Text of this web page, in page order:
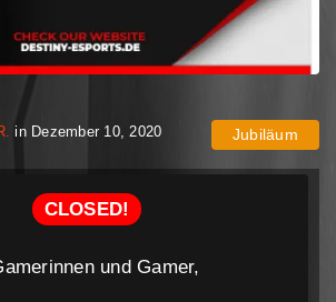
in Dezember 10, 2020April 30, 2023
Jubiläum
CLOSED!
und Gamer,